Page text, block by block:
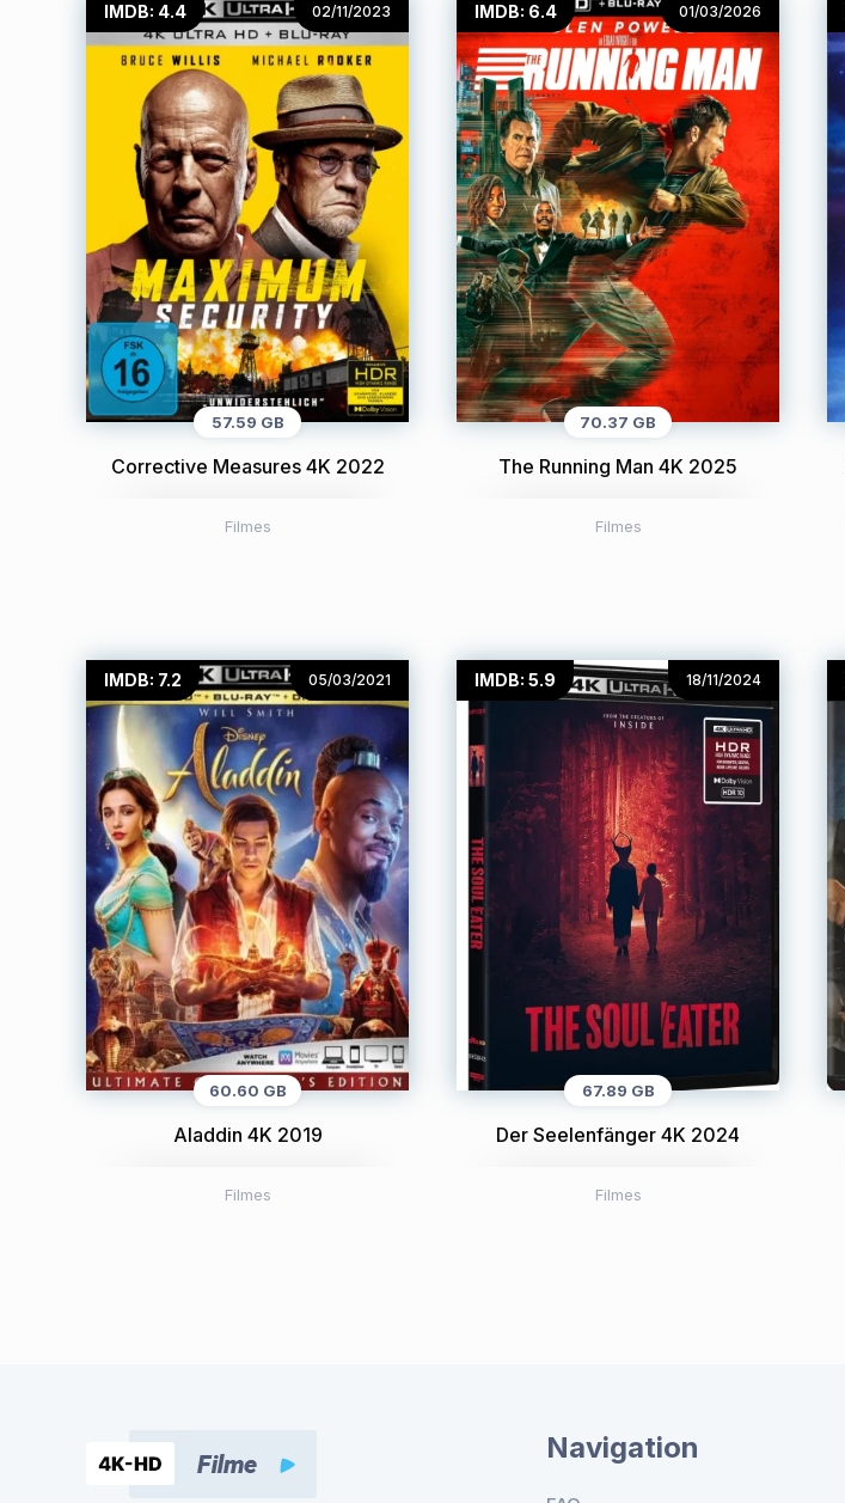
IMDB: 4.4 02/11/2023
57.59 GB
Corrective Measures 4K 2022
Filmes
IMDB: 6.4 01/03/2026
70.37 GB
The Running Man 4K 2025
Filmes
IMDB: 7.2 05/03/2021
60.60 GB
Aladdin 4K 2019
Filmes
IMDB: 5.9 18/11/2024
67.89 GB
Der Seelenfänger 4K 2024
Filmes
Navigation